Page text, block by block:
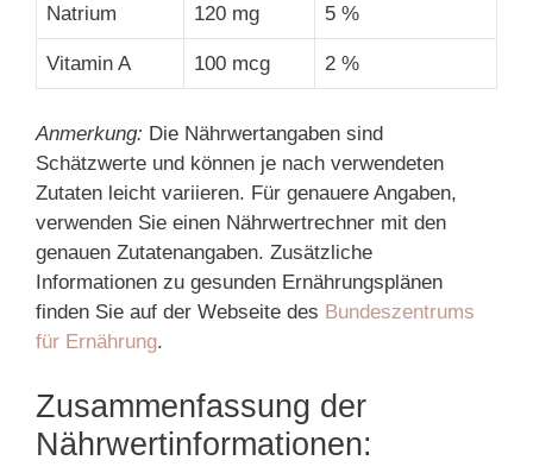
Natrium 120 mg 5 %
Vitamin A 100 mcg 2 %
Anmerkung: Die Nährwertangaben sind
Schätzwerte und können je nach verwendeten
Zutaten leicht variieren. Für genauere Angaben,
verwenden Sie einen Nährwertrechner mit den
genauen Zutatenangaben. Zusätzliche
Informationen zu gesunden Ernährungsplänen
finden Sie auf der Webseite des Bundeszentrums
für Ernährung.
Zusammenfassung der
Nährwertinformationen: